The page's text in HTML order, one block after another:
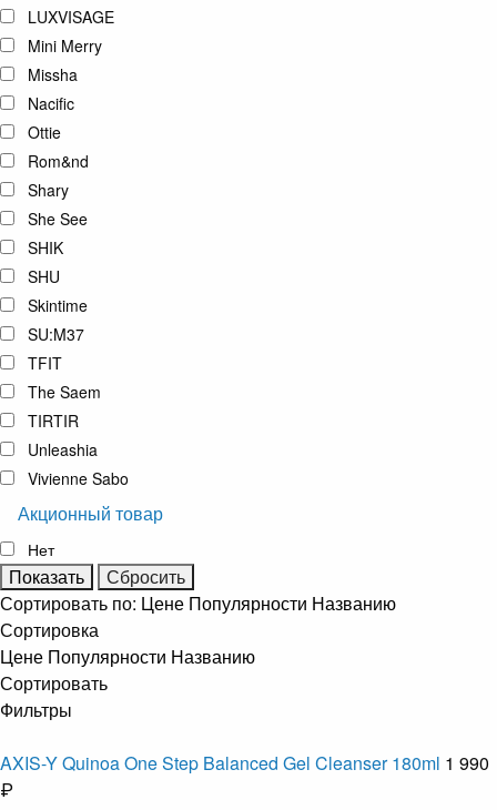
LUXVISAGE
Mini Merry
Missha
Nacific
Ottie
Rom&nd
Shary
She See
SHIK
SHU
Skintime
SU:M37
TFIT
The Saem
TIRTIR
Unleashia
Vivienne Sabo
Акционный товар
Нет
Сортировать по: Цене Популярности Названию
Сортировка
Цене Популярности Названию
Сортировать
Фильтры
AXIS-Y Quinoa One Step Balanced Gel Cleanser 180ml 1 990
₽